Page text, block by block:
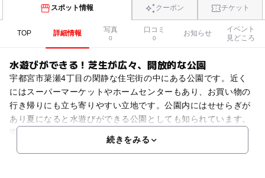
スポット情報 クーポン チケット
TOP 詳細情報 写真
0
口コミ
0
お知らせ
イベント
見どころ
水遊びができる！芝生が広々、開放的な公園
宇都宮市簗瀬4丁目の閑静な住宅街の中にある公園です。近く
にはスーパーマーケットやホームセンターもあり、お買い物の
行き帰りにも立ち寄りやすい立地です。公園内にはせせらぎが
あり夏になると水遊びができる公園としても知られています。
園内は芝生広場がとても開放的で、走り回ったり、ボール遊び
続きをみる